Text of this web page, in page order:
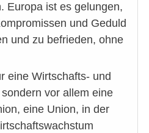
Europa ist es gelungen,
und Geduld
und zu befrieden, ohne
eine Wirtschafts- und
vor allem eine
eine Union, in der